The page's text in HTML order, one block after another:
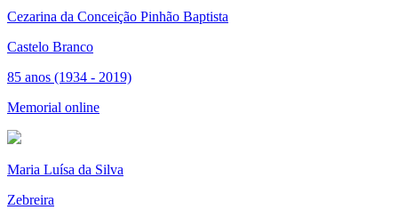
Cezarina da Conceição Pinhão Baptista
Castelo Branco
85 anos (1934 - 2019)
Memorial online
Maria Luísa da Silva
Zebreira